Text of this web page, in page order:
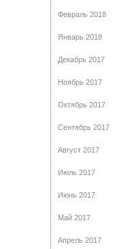
Февраль 2018
Январь 2018
Декабрь 2017
Ноябрь 2017
Октябрь 2017
Сентябрь 2017
Август 2017
Июль 2017
Июнь 2017
Май 2017
Апрель 2017